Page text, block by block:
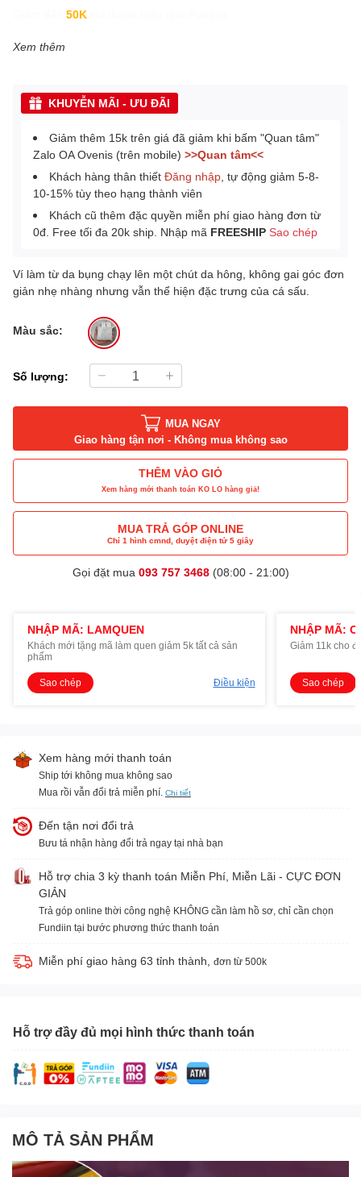
50K
Xem thêm
KHUYỄN MÃI - ƯU ĐÃI
Giảm thêm 15k trên giá đã giảm khi bấm "Quan tâm"
Zalo OA Ovenis (trên mobile) >>Quan tâm<<
Khách hàng thân thiết Đăng nhập , tự động giảm 5-8-
10-15% tùy theo hạng thành viên
Khách cũ thêm đặc quyền miễn phí giao hàng đơn từ
0đ. Free tối đa 20k ship. Nhập mã FREESHIP Sao chép
Ví làm từ da bụng chạy lên một chút da hông, không gai góc đơn
giản nhẹ nhàng nhưng vẫn thể hiện đặc trưng của cá sấu.
Màu sắc:
Số lượng:
MUA NGAY
Giao hàng tận nơi - Không mua không sao
THÊM VÀO GIỎ
Xem hàng mới thanh toán KO LO hàng giả!
MUA TRẢ GÓP ONLINE
Chỉ 1 hình cmnd, duyệt điện tử 5 giây
Gọi đặt mua 093 757 3468(08:00 - 21:00)
NHẬP MÃ: LAMQUEN
Khách mới tặng mã làm quen giảm 5k tất cả sản
phẩm
Sao chép Điều kiện
NHẬP MÃ:
Giảm 11k cho
Sao chép
Xem hàng mới thanh toán
Ship tới không mua không sao
Mua rồi vẫn đổi trả miễn phí. Chi tiết
Đến tận nơi đổi trả
Bưu tá nhận hàng đổi trả ngay tại nhà bạn
Hỗ trợ chia 3 kỳ thanh toán Miễn Phí, Miễn Lãi - CỰC ĐƠN
GIẢN
Trả góp online thời công nghệ KHÔNG cần làm hồ sơ, chỉ cần chọn
Fundiin tại bước phương thức thanh toán
Miễn phí giao hàng 63 tỉnh thành, đơn từ 500k
Hỗ trợ đầy đủ mọi hình thức thanh toán
MÔ TẢ SẢN PHẨM